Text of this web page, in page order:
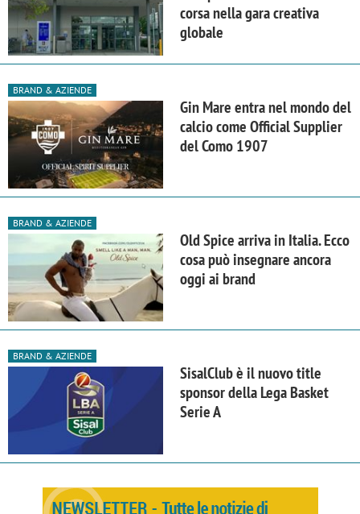
corsa nella gara creativa
globale
BRAND & AZIENDE
Gin Mare entra nel mondo del
calcio come Official Supplier
del Como 1907
BRAND & AZIENDE
Old Spice arriva in Italia. Ecco
cosa può insegnare ancora
oggi ai brand
BRAND & AZIENDE
SisalClub è il nuovo title
sponsor della Lega Basket
Serie A